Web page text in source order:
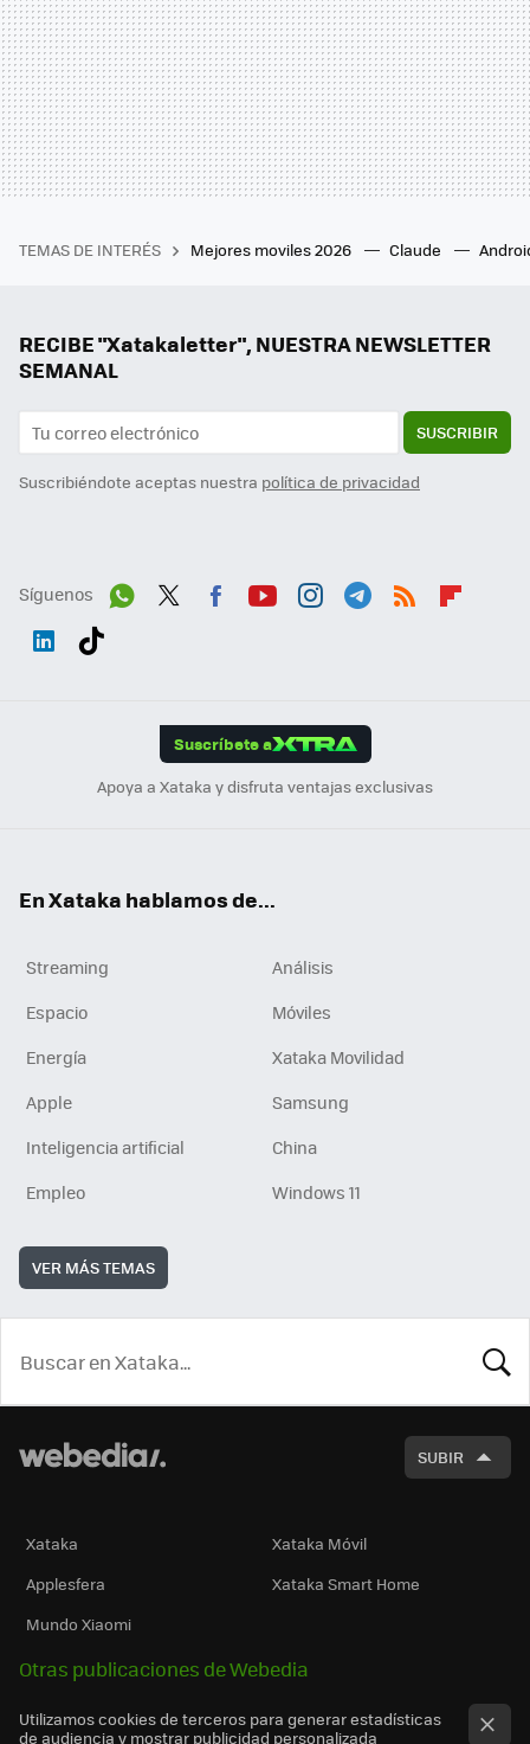
TEMAS DE INTERÉS Mejores moviles 2026 Claude
RECIBE "Xatakaletter", NUESTRA NEWSLETTER
SEMANAL
SUSCRIBIR
Suscribiéndote aceptas nuestra política de privacidad
Síguenos
Suscríbete a
Apoya a Xataka y disfruta ventajas exclusivas
En Xataka hablamos de...
Streaming
Análisis
Espacio
Móviles
Energía
Xataka Movilidad
Apple
Samsung
Inteligencia artificial
China
Empleo
Windows 11
VER MÁS TEMAS
SUBIR
Xataka
Xataka Móvil
Applesfera
Xataka Smart Home
Mundo Xiaomi
Otras publicaciones de Webedia
Utilizamos cookies de terceros para generar estadísticas
de audiencia y mostrar publicidad personalizada